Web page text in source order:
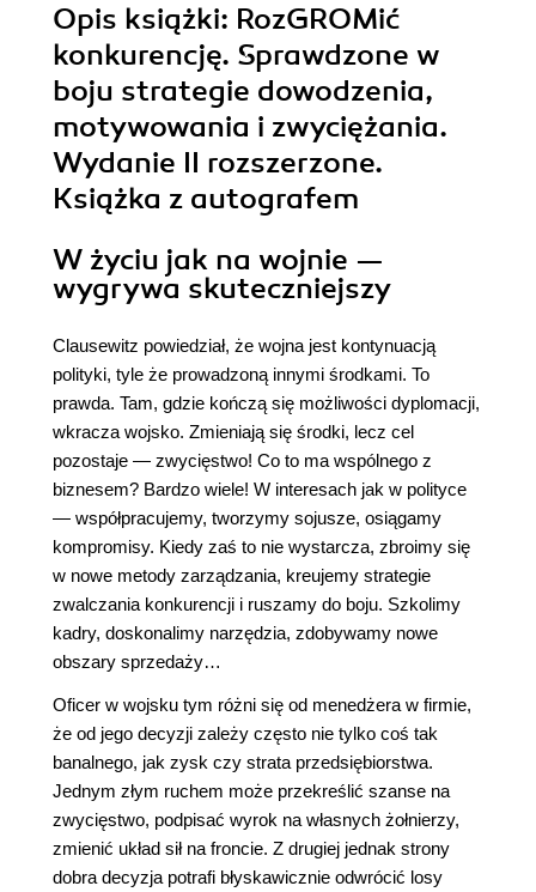
Opis książki: RozGROMić
konkurencję. Sprawdzone w
boju strategie dowodzenia,
motywowania i zwyciężania.
Wydanie II rozszerzone.
Książka z autografem
W życiu jak na wojnie —
wygrywa skuteczniejszy
Clausewitz powiedział, że wojna jest kontynuacją
polityki, tyle że prowadzoną innymi środkami. To
prawda. Tam, gdzie kończą się możliwości dyplomacji,
wkracza wojsko. Zmieniają się środki, lecz cel
pozostaje — zwycięstwo! Co to ma wspólnego z
biznesem? Bardzo wiele! W interesach jak w polityce
— współpracujemy, tworzymy sojusze, osiągamy
kompromisy. Kiedy zaś to nie wystarcza, zbroimy się
w nowe metody zarządzania, kreujemy strategie
zwalczania konkurencji i ruszamy do boju. Szkolimy
kadry, doskonalimy narzędzia, zdobywamy nowe
obszary sprzedaży…
Oficer w wojsku tym różni się od menedżera w firmie,
że od jego decyzji zależy często nie tylko coś tak
banalnego, jak zysk czy strata przedsiębiorstwa.
Jednym złym ruchem może przekreślić szanse na
zwycięstwo, podpisać wyrok na własnych żołnierzy,
zmienić układ sił na froncie. Z drugiej jednak strony
dobra decyzja potrafi błyskawicznie odwrócić losy